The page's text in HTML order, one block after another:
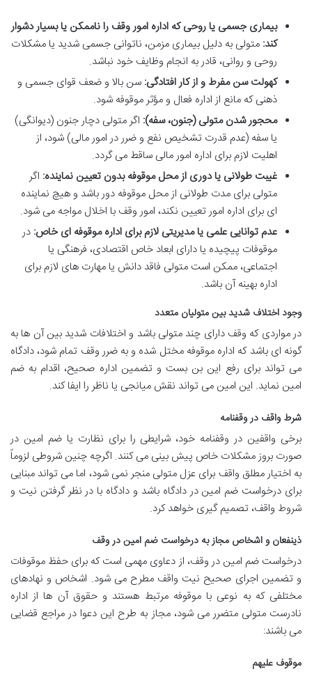
بیماری جسمی یا روحی که اداره امور وقف را ناممکن یا بسیار دشوار
کند: متولی به دلیل بیماری مزمن، ناتوانی جسمی شدید یا مشکلات
روحی و روانی، قادر به انجام وظایف خود نباشد.
کهولت سن مفرط و از کار افتادگی: سن بالا و ضعف قوای جسمی و
ذهنی که مانع از اداره فعال و مؤثر موقوفه شود.
محجور شدن متولی (جنون، سفه): اگر متولی دچار جنون (دیوانگی)
یا سفه (عدم قدرت تشخیص نفع و ضرر در امور مالی) شود، از
اهلیت لازم برای اداره امور مالی ساقط می گردد.
غیبت طولانی یا دوری از محل موقوفه بدون تعیین نماینده: اگر
متولی برای مدت طولانی از محل موقوفه دور باشد و هیچ نماینده
ای برای اداره امور تعیین نکند، امور وقف با اخلال مواجه می شود.
عدم توانایی علمی یا مدیریتی لازم برای اداره موقوفه ای خاص: در
موقوفات پیچیده یا دارای ابعاد خاص اقتصادی، فرهنگی یا
اجتماعی، ممکن است متولی فاقد دانش یا مهارت های لازم برای
اداره بهینه آن باشد.
وجود اختلاف شدید بین متولیان متعدد
در مواردی که وقف دارای چند متولی باشد و اختلافات شدید بین آن ها به
گونه ای باشد که اداره موقوفه مختل شده و به ضرر وقف تمام شود، دادگاه
می تواند برای رفع این بن بست و تضمین اداره صحیح، اقدام به ضم
امین نماید. این امین می تواند نقش میانجی یا ناظر را ایفا کند.
شرط واقف در وقفنامه
برخی واقفین در وقفنامه خود، شرایطی را برای نظارت یا ضم امین در
صورت بروز مشکلات خاص پیش بینی می کنند. اگرچه چنین شروطی لزوماً
به اختیار مطلق واقف برای عزل متولی منجر نمی شود، اما می تواند مبنایی
برای درخواست ضم امین در دادگاه باشد و دادگاه با در نظر گرفتن نیت و
شروط واقف، تصمیم گیری خواهد کرد.
ذینفعان و اشخاص مجاز به درخواست ضم امین در وقف
درخواست ضم امین در وقف، از دعاوی مهمی است که برای حفظ موقوفات
و تضمین اجرای صحیح نیت واقف مطرح می شود. اشخاص و نهادهای
مختلفی که به نوعی با موقوفه مرتبط هستند و حقوق آن ها از اداره
نادرست متولی متضرر می شود، مجاز به طرح این دعوا در مراجع قضایی
می باشند:
موقوف علیهم